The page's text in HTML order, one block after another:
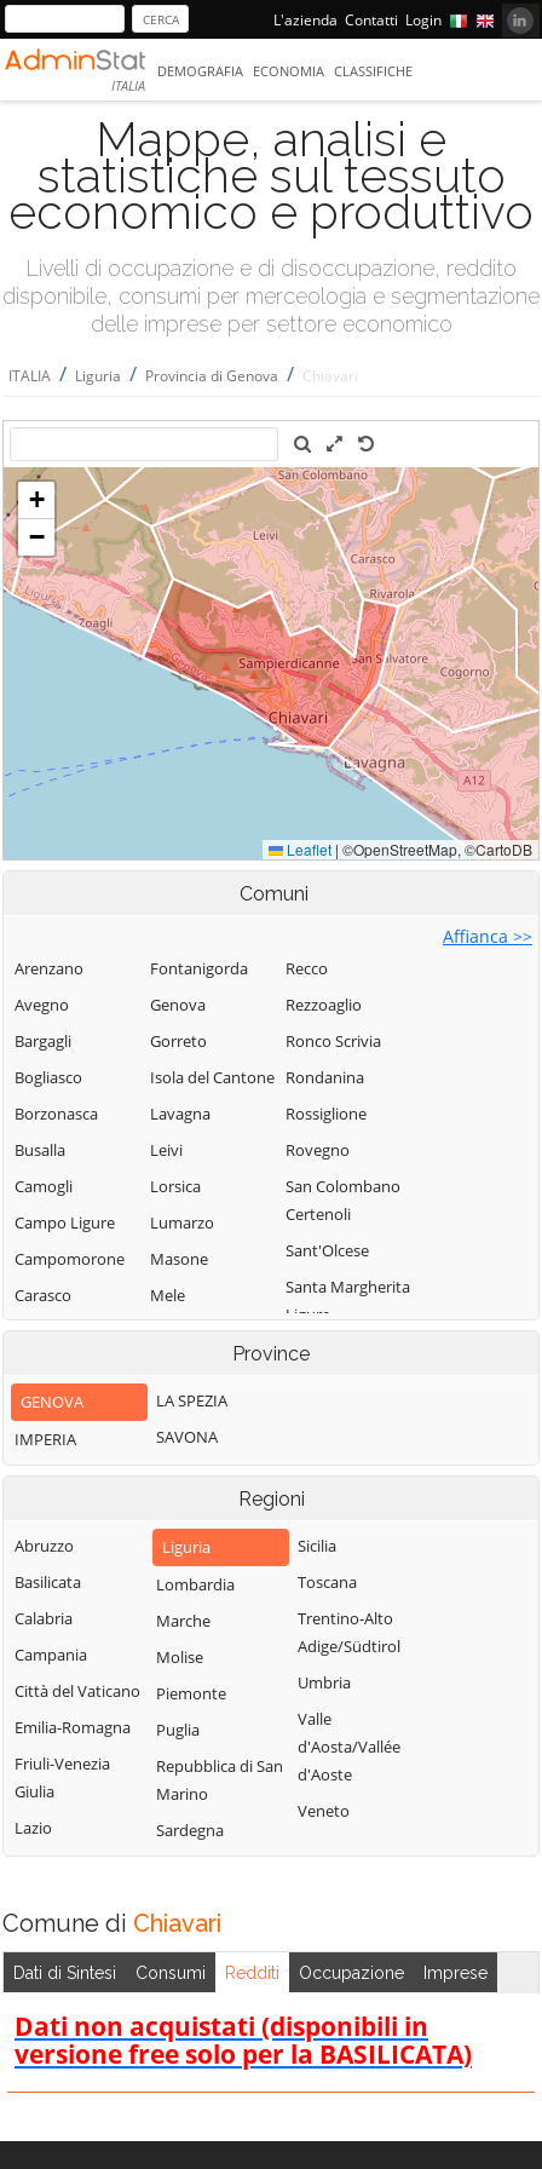
L'azienda Contatti Login
ITALIA
DEMOGRAFIA ECONOMIA CLASSIFICHE
Mappe, analisi e
statistiche sul tessuto
economico e produttivo
Livelli di occupazione e di disoccupazione, reddito
disponibile, consumi per merceologia e segmentazione
delle imprese per settore economico
ITALIA / Liguria / Provincia di Genova / Chiavari
Comuni
Affianca >>
Arenzano
Avegno
Bargagli
Bogliasco
Borzonasca
Busalla
Camogli
Campo Ligure
Campomorone
Carasco
Casarza Ligure
Castiglione
Chiavarese
Ceranesi
Cicagna
Cogoleto
Cogorno
Coreglia Ligure
Crocefieschi
Davagna
Fascia
Favale di Malvaro
Fontanigorda
Genova
Gorreto
Isola del Cantone
Lavagna
Leivi
Lorsica
Lumarzo
Masone
Mele
Mezzanego
Moconesi
Moneglia
Montebruno
Ne
Neirone
Orero
Pieve Ligure
Portofino
Propata
Rapallo
Recco
Rezzoaglio
Ronco Scrivia
Rondanina
Rossiglione
Rovegno
San Colombano
Certenoli
Sant'Olcese
Santa Margherita
Ligure
Santo Stefano
Sestri Levante
Sori
Tiglieto
Vobbia
Zoagli
Province
GENOVA
IMPERIA
LA SPEZIA
SAVONA
Regioni
Abruzzo
Basilicata
Calabria
Campania
Città del Vaticano
Emilia-Romagna
Friuli-Venezia
Giulia
Lazio
Liguria
Lombardia
Marche
Molise
Piemonte
Puglia
Repubblica di San
Marino
Sardegna
Sicilia
Toscana
Trentino-Alto
Adige/Südtirol
Umbria
Valle
d'Aosta/Vallée
d'Aoste
Veneto
Comune di Chiavari
Dati di Sintesi Consumi Redditi Occupazione Imprese
Dati non acquistati (disponibili in
versione free solo per la BASILICATA)